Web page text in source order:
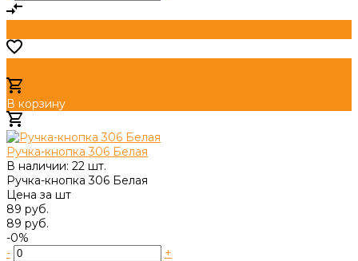
В корзину
Ручка-кнопка 306 Белая
В наличии: 22 шт.
Ручка-кнопка 306 Белая
Цена за шт
89 руб.
89 руб.
-0%
-
+